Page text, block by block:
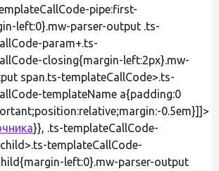
pipe:first-
left:0}.mw-parser-output .ts-
param+.ts-
closing{margin-left:2px}.mw-
span.ts-templateCallCode>.ts-
templateName a{padding:0
0.5em}]]>
}}, .ts-templateCallCode-
templateCallCode-
left:0}.mw-parser-output